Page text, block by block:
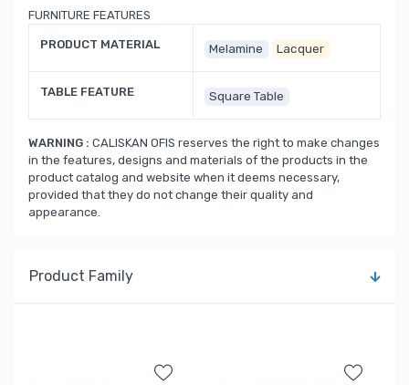
FURNITURE FEATURES
PRODUCT MATERIAL Melamine Lacquer
TABLE FEATURE Square Table
WARNING : CALISKAN OFIS reserves the right to make changes
in the features, designs and materials of the products in the
product catalog and website when it deems necessary,
provided that they do not change their quality and
appearance.
Product Family